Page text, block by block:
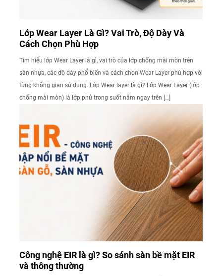
Lớp Wear Layer Là Gì? Vai Trò, Độ Dày Và
Cách Chọn Phù Hợp
Tìm hiểu lớp Wear Layer là gì, vai trò của lớp chống mài mòn trên
sàn nhựa, các độ dày phổ biến và cách chọn Wear Layer phù hợp với
từng không gian sử dụng. Lớp Wear layer là gì? Lớp Wear Layer (lớp
chống mài mòn) là lớp phủ trong suốt nằm ngay trên […]
Công nghệ EIR là gì? So sánh sàn bề mặt EIR
và thông thường